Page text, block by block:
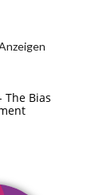
The Bias